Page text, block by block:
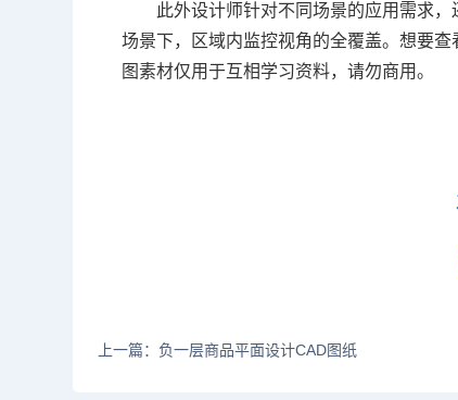
此外设计师针对不同场景的应用需求
场景下，区域内监控视角的全覆盖。想要
图素材仅用于互相学习资料，请勿商用。
上一篇：负一层商品平面设计CAD图纸